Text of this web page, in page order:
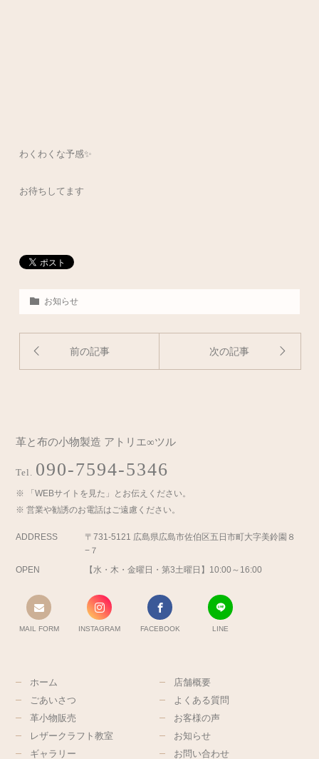
わくわくな予感✨
お待ちしてます
お知らせ
前の記事 次の記事
革と布の小物製造 アトリエ∞ツル
Tel. 090-7594-5346
「WEBサイトを見た」とお伝えください。
営業や勧誘のお電話はご遠慮ください。
ADDRESS
〒731-5121 広島県広島市佐伯区五日市町大字美鈴園８
−７
OPEN
【水・木・金曜日・第3土曜日】10:00～16:00
MAIL FORM INSTAGRAM FACEBOOK LINE
ホーム
ごあいさつ
革小物販売
レザークラフト教室
ギャラリー
店舗概要
よくある質問
お客様の声
お知らせ
お問い合わせ